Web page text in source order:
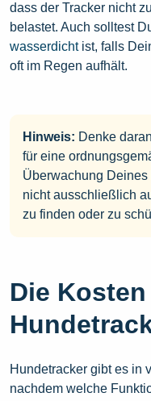
dass der Tracker nicht
belastet. Auch solltest
wasserdichtist, falls
oft im Regen aufhält.
Hinweis: Denke
für eine
Überwachung
nicht ausschließlich
zu finden oder zu
Die
Hundetracker gibt es in
nachdem welche